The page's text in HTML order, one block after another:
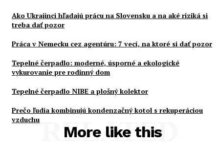
Ako Ukrajinci hľadajú prácu na Slovensku a na aké riziká si
treba dať pozor
Práca v Nemecku cez agentúru: 7 vecí, na ktoré si dať pozor
Tepelné čerpadlo: moderné, úsporné a ekologické
vykurovanie pre rodinný dom
Tepelné čerpadlo NIBE a plošný kolektor
Prečo ľudia kombinujú kondenzačný kotol s rekuperáciou
vzduchu
More like this
RELATED